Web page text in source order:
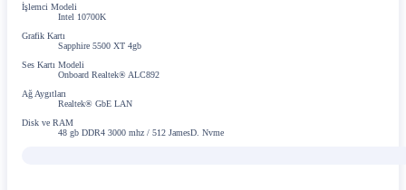
İşlemci Modeli
Intel 10700K
Grafik Kartı
Sapphire 5500 XT 4gb
Ses Kartı Modeli
Onboard Realtek® ALC892
Ağ Aygıtları
Realtek® GbE LAN
Disk ve RAM
48 gb DDR4 3000 mhz / 512 JamesD. Nvme